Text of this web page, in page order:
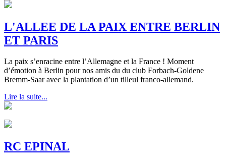
L'ALLEE DE LA PAIX ENTRE BERLIN
ET PARIS
La paix s’enracine entre l’Allemagne et la France ! Moment
d’émotion à Berlin pour nos amis du du club Forbach-Goldene
Bremm-Saar avec la plantation d’un tilleul franco-allemand.
Lire la suite...
RC EPINAL